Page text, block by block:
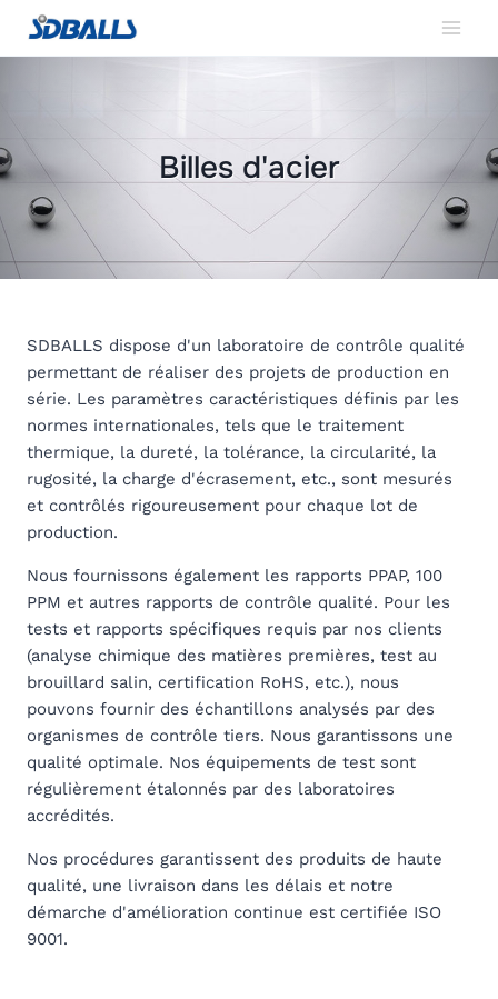
Billes d'acier
SDBALLS dispose d'un laboratoire de contrôle qualité
permettant de réaliser des projets de production en
série. Les paramètres caractéristiques définis par les
normes internationales, tels que le traitement
thermique, la dureté, la tolérance, la circularité, la
rugosité, la charge d'écrasement, etc., sont mesurés
et contrôlés rigoureusement pour chaque lot de
production.
Nous fournissons également les rapports PPAP, 100
PPM et autres rapports de contrôle qualité. Pour les
tests et rapports spécifiques requis par nos clients
(analyse chimique des matières premières, test au
brouillard salin, certification RoHS, etc.), nous
pouvons fournir des échantillons analysés par des
organismes de contrôle tiers. Nous garantissons une
qualité optimale. Nos équipements de test sont
régulièrement étalonnés par des laboratoires
accrédités.
Nos procédures garantissent des produits de haute
qualité, une livraison dans les délais et notre
démarche d'amélioration continue est certifiée ISO
9001.